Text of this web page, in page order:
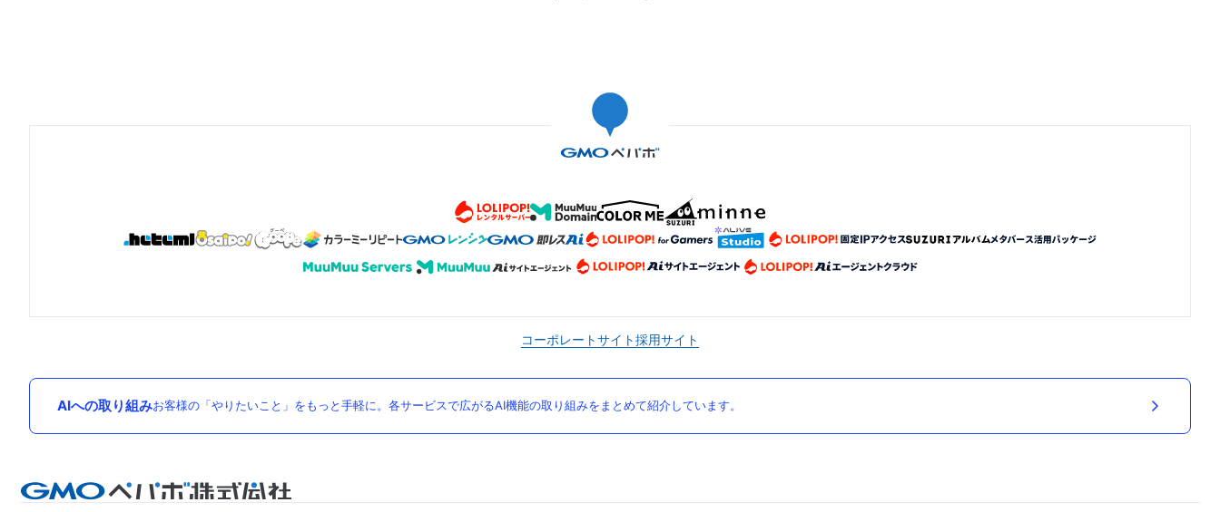
コーポレートサイト採用サイト
AIへの取り組みお客様の「やりたいこと」をもっと手軽に。各サービスで広がるAI機能の取り組みをまとめて紹介しています。